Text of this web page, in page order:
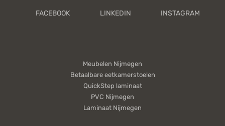
Meubelen Nijmegen
Betaalbare eetkamerstoelen
QuickStep laminaat
PVC Nijmegen
Laminaat Nijmegen